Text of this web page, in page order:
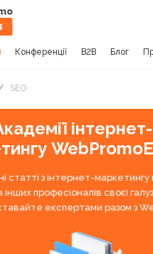
Конференції B2B Блог
SEO
інтернет-
статті з інтернет-маркетингу
інших професіоналів своєї
експертами разом з